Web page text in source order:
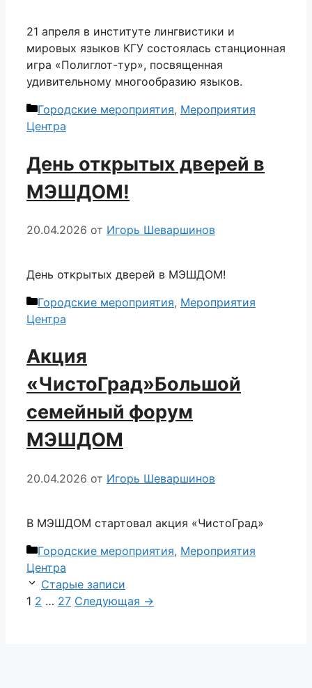
21 апреля в институте лингвистики и
мировых языков КГУ состоялась станционная
игра «Полиглот-тур», посвященная
удивительному многообразию языков.
Рубрики
Городские мероприятия, Мероприятия
Центра
День открытых дверей в
МЭШДОМ!
20.04.2026 от Игорь Шеваршинов
День открытых дверей в МЭШДОМ!
Рубрики
Городские мероприятия, Мероприятия
Центра
Акция
«ЧистоГрад»Большой
семейный форум
МЭШДОМ
20.04.2026 от Игорь Шеваршинов
В МЭШДОМ стартовал акция «ЧистоГрад»
Рубрики
Городские мероприятия, Мероприятия
Центра
Навигация
записи
Старые записи
Страница
1 Страница
2 … Страница
27 Следующая →